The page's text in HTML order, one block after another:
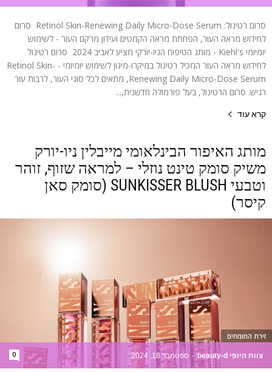
סרום רטינול: Retinol Skin-Renewing Daily Micro-Dose Serum סרום
לחידוש מראה העור, הפחתת מראה הקמטים ועידון מרקם העור - לשימוש
יומיומי Kiehl's - מותג הטיפוח הניו-יורקי מציע לאביב 2024 סרום רטינול
לחידוש מראה העור המכיל רטינול במיקרו-מינון לשימוש יומיומי - Retinol Skin-
Renewing Daily Micro-Dose Serum, מתאים לכל סוגי העור, לרבות עור
רגיש. סרום הרטינול, בעל פורמולה חדשנית,...
קרא עוד
מותג האיפור הבינלאומי מייבלין ניו-יורק
משיק סומק טינט נוזלי – למראה שזוף, זוהר
וטבעי SUNKISSER BLUSH (סומק סאן
קיסר)
צוות היופי beauty-d - ספטמבר 18, 2024 0
זירת המומחים